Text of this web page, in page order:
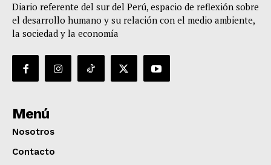
Diario referente del sur del Perú, espacio de reflexión sobre
el desarrollo humano y su relación con el medio ambiente,
la sociedad y la economía
Menú
Nosotros
Contacto